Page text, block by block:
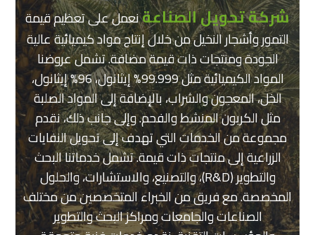
شركة تحويل الصناعةنعمل على تعظيم قيمة
التمور وأشجار النخيل من خلال إنتاج مواد كيميائية عالية
الجودة ومنتجات ذات قيمة مضافة. تشمل عروضنا
المواد الكيميائية مثل 99.999% إيثانول، 96% إيثانول،
الخل، المعجون والشراب، بالإضافة إلى المواد الصلبة
مثل الكربون المنشط والفحم. وإلى جانب ذلك، نقدم
مجموعة من الخدمات التي تهدف إلى تحويل النفايات
الزراعية إلى منتجات ذات قيمة. تشمل خدماتنا البحث
والتطوير (R&D)، والتصنيع، والاستشارات، والحلول
المخصصة. مع فريق من الخبراء المتخصصين من مختلف
الصناعات والجامعات ومراكز البحث والتطوير